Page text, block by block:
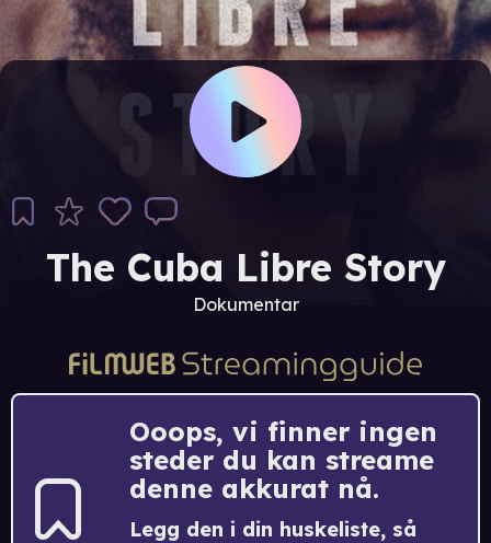
The Cuba Libre Story
Dokumentar
Ooops, vi finner ingen
steder du kan streame
denne akkurat nå.
Legg den i din huskeliste, så